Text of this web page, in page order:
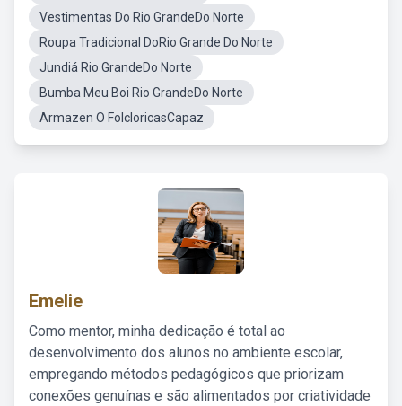
Vestimentas Do Rio GrandeDo Norte
Roupa Tradicional DoRio Grande Do Norte
Jundiá Rio GrandeDo Norte
Bumba Meu Boi Rio GrandeDo Norte
Armazen O FolcloricasCapaz
Emelie
Como mentor, minha dedicação é total ao
desenvolvimento dos alunos no ambiente escolar,
empregando métodos pedagógicos que priorizam
conexões genuínas e são alimentados por criatividade